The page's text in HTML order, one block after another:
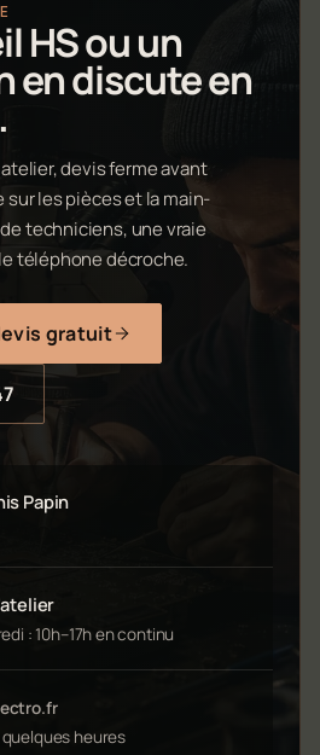
HS ou un
en discute en
devis ferme avant
les pièces et la main-
techniciens, une vraie
téléphone décroche.
gratuit
Papin
: 10h–17h en continu
heures